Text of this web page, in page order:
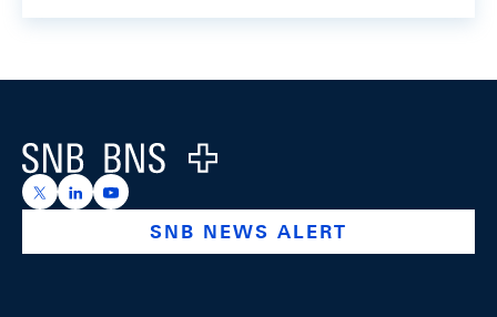
Logo
https://x.com/snb_bns
https://ch.linkedin.com/company/swiss-national-
https://www.youtube.com/@swissnationalbank
SNB NEWS ALERT